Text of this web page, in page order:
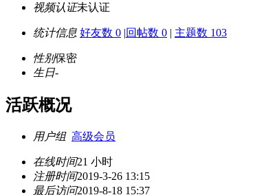
视频认证未认证
统计信息 好友数 0 |回帖数 0 | 主题数 103
性别保密
生日-
活跃概况
用户组 高级会员
在线时间21 小时
注册时间2019-3-26 13:15
最后访问2019-8-18 15:37